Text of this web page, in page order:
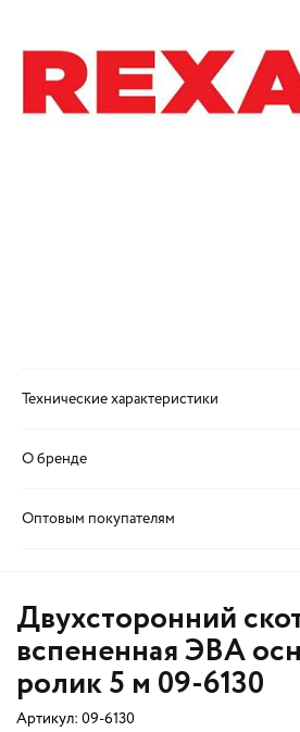
Технические характеристики
О бренде
Оптовым покупателям
Двухсторонний
вспененная ЭВА
ролик 5 м 09-6130
Артикул: 09-6130